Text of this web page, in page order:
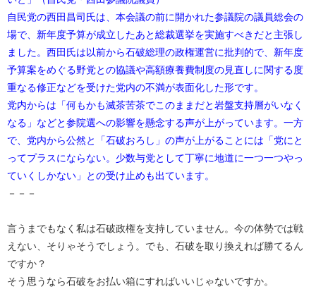
自民党の西田昌司氏は、本会議の前に開かれた参議院の議員総会の
場で、新年度予算が成立したあと総裁選挙を実施すべきだと主張し
ました。西田氏は以前から石破総理の政権運営に批判的で、新年度
予算案をめぐる野党との協議や高額療養費制度の見直しに関する度
重なる修正などを受けた党内の不満が表面化した形です。
党内からは「何もかも滅茶苦茶でこのままだと岩盤支持層がいなく
なる」などと参院選への影響を懸念する声が上がっています。一方
で、党内から公然と「石破おろし」の声が上がることには「党にと
ってプラスにならない。少数与党として丁寧に地道に一つ一つやっ
ていくしかない」との受け止めも出ています。
－－－
言うまでもなく私は石破政権を支持していません。今の体勢では戦
えない、そりゃそうでしょう。でも、石破を取り換えれば勝てるん
ですか？
そう思うなら石破をお払い箱にすればいいじゃないですか。